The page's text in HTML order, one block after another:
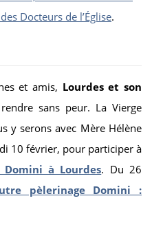
Docteurs de l’Église.
et amis, Lourdes et son
sans peur. La Vierge
y serons avec Mère Hélène
10 février, pour participer à
Domini à Lourdes. Du 26
pèlerinage Domini :